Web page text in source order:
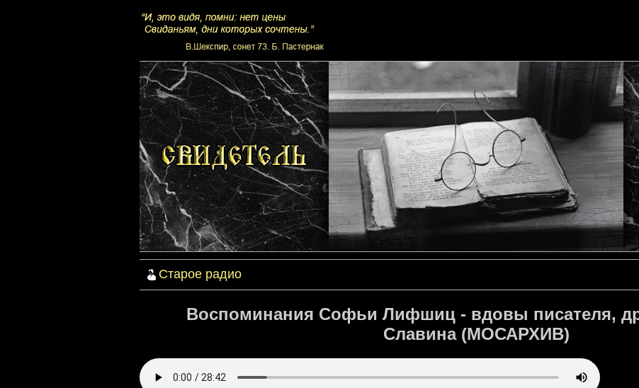
Старое радио
Воспоминания Софьи Лифшиц - вдовы писателя,
Славина (МОСАРХИВ)